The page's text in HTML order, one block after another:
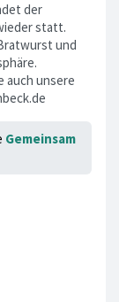
der
statt.
und
auch unsere
Gemeinsam